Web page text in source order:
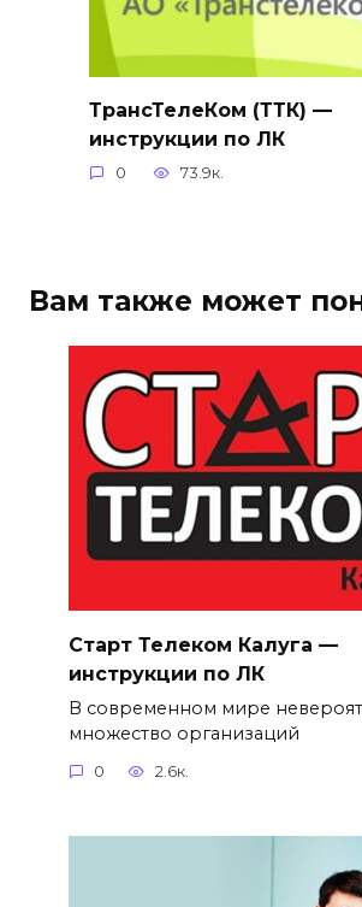
ТрансТелеКом (ТТК) —
инструкции по ЛК
0 73.9к.
Вам также может
Старт Телеком Калуга —
инструкции по ЛК
В современном мире
множество организаций
0 2.6к.